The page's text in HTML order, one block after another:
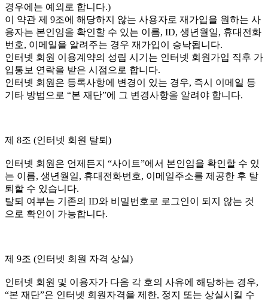
경우에는 예외로 합니다.)
이 약관 제 9조에 해당하지 않는 사용자로 재가입을 원하는 사
용자는 본인임을 확인할 수 있는 이름, ID, 생년월일, 휴대전화
번호, 이메일을 알려주는 경우 재가입이 승낙됩니다.
인터넷 회원 이용계약의 성립 시기는 인터넷 회원가입 직후 가
입통보 연락을 받은 시점으로 합니다.
인터넷 회원은 등록사항에 변경이 있는 경우, 즉시 이메일 등
기타 방법으로 “본 재단”에 그 변경사항을 알려야 합니다.
제 8조 (인터넷 회원 탈퇴)
인터넷 회원은 언제든지 “사이트”에서 본인임을 확인할 수 있
는 이름, 생년월일, 휴대전화번호, 이메일주소를 제공한 후 탈
퇴할 수 있습니다.
탈퇴 여부는 기존의 ID와 비밀번호로 로그인이 되지 않는 것
으로 확인이 가능합니다.
제 9조 (인터넷 회원 자격 상실)
인터넷 회원 및 이용자가 다음 각 호의 사유에 해당하는 경우,
“본 재단”은 인터넷 회원자격을 제한, 정지 또는 상실시킬 수